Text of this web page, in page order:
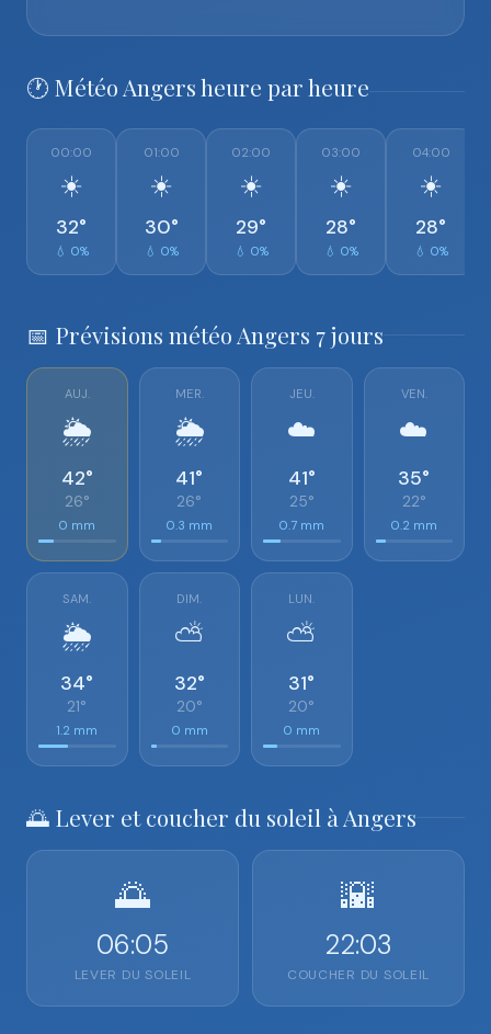
🕐 Météo Angers heure par heure
00:00
☀️
32°
💧 0%
01:00
☀️
30°
💧 0%
02:00
☀️
29°
💧 0%
03:00
☀️
28°
💧 0%
04:00
☀️
28°
💧 0%
📅 Prévisions météo Angers 7 jours
AUJ.
🌦️
42°
26°
0 mm
MER.
🌦️
41°
26°
0.3 mm
JEU.
☁️
41°
25°
0.7 mm
VEN.
☁️
35°
22°
0.2 mm
SAM.
🌦️
34°
21°
1.2 mm
DIM.
⛅
32°
20°
0 mm
LUN.
⛅
31°
20°
0 mm
🌅 Lever et coucher du soleil à Angers
🌅
06:05
LEVER DU SOLEIL
🌇
22:03
COUCHER DU SOLEIL